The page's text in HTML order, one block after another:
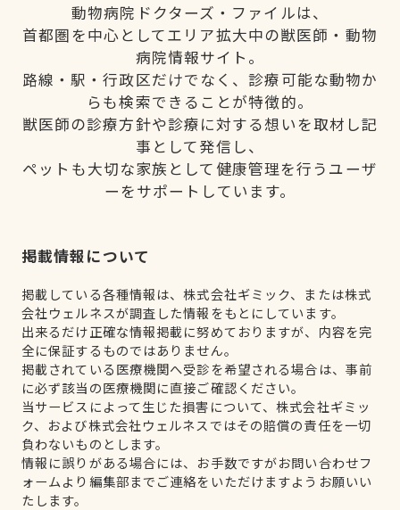
動物病院ドクターズ・ファイルは、
首都圏を中心としてエリア拡大中の獣医師・動物
病院情報サイト。
路線・駅・行政区だけでなく、診療可能な動物か
らも検索できることが特徴的。
獣医師の診療方針や診療に対する想いを取材し記
事として発信し、
ペットも大切な家族として健康管理を行うユーザ
ーをサポートしています。
掲載情報について
掲載している各種情報は、株式会社ギミック、または株式
会社ウェルネスが調査した情報をもとにしています。
出来るだけ正確な情報掲載に努めておりますが、内容を完
全に保証するものではありません。
掲載されている医療機関へ受診を希望される場合は、事前
に必ず該当の医療機関に直接ご確認ください。
当サービスによって生じた損害について、株式会社ギミッ
ク、および株式会社ウェルネスではその賠償の責任を一切
負わないものとします。
情報に誤りがある場合には、お手数ですがお問い合わせフ
ォームより編集部までご連絡をいただけますようお願いい
たします。